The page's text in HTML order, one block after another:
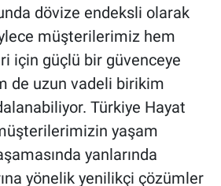
dövize endeksli olarak
müşterilerimiz hem
için güçlü bir güvenceye
de uzun vadeli birikim
Türkiye Hayat
yaşam
yanlarında
yönelik yenilikçi çözümler